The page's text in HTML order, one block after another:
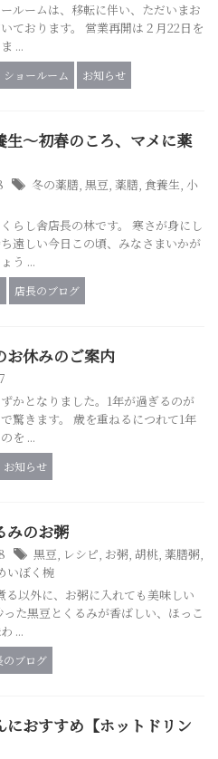
ルームは、移転に伴い、ただいまお
ております。 営業再開は２月22日を
...
ショールーム お知らせ
生～初春のころ、マメに薬
冬の薬膳, 黒豆, 薬膳, 食養生, 小
らし舎店長の林です。 寒さが身にし
遠しい今日この頃、みなさまいかが
う ...
店長のブログ
お休みのご案内
かとなりました。1年が過ぎるのが
驚きます。 歳を重ねるにつれて1年
を ...
お知らせ
みのお粥
黒豆, レシピ, お粥, 胡桃, 薬膳粥,
いぼく椀
る以外に、お粥に入れても美味しい
た黒豆とくるみが香ばしい、ほっこ
...
のブログ
におすすめ【ホットドリン